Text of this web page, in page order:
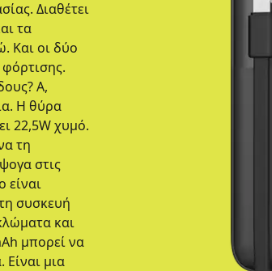
Διαθέτει
τα
Και οι δύο
φόρτισης.
Α,
Η θύρα
22,5W χυμό.
τη
στις
είναι
συσκευή
και
μπορεί να
μια